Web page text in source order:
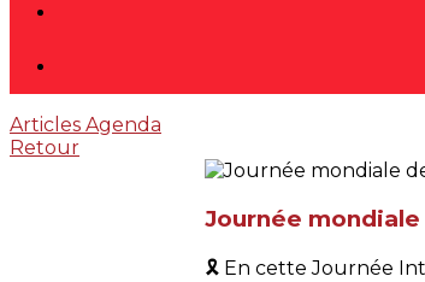
Articles Agenda
Retour
Journée
🎗️ En cette Journée